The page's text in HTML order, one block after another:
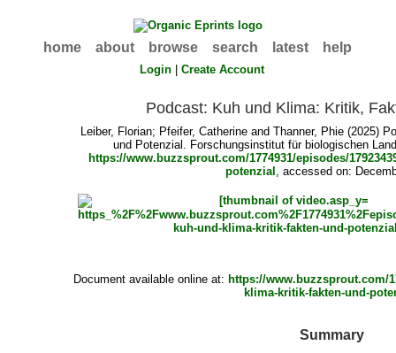
home about browse search latest help
Login |Create Account
Podcast: Kuh und Klima: Kritik,
Leiber, Florian; Pfeifer, Catherine andThanner, Phie (2025)
und Potenzial. Forschungsinstitut für biologischen
https://www.buzzsprout.com/1774931/episodes/
potenzial , accessed on:
Document available online at: https://www.buzzsprout.com/
klima-kritik-fakten-und-
Summary